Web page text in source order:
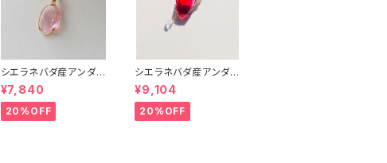
シエラネバダ産アンダラ
クリスタル★宝石質~G
em Heart of God Wi
th Pink~【世界で1つだ
けのアンダラクリスタル
¥7,840
20%OFF
シエラネバダ産アンダラ
クリスタル★宝石質～G
em Raspberry ～【世
界で1つだけのアンダラ
ペンダントトップ】
¥9,104
20%OFF